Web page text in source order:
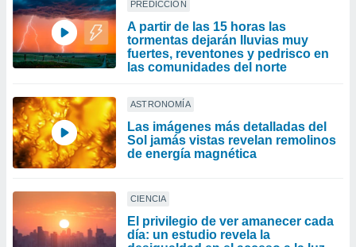
PREDICCIÓN
A partir de las 15 horas las
tormentas dejarán lluvias muy
fuertes, reventones y pedrisco en
las comunidades del norte
ASTRONOMÍA
Las imágenes más detalladas del
Sol jamás vistas revelan remolinos
de energía magnética
CIENCIA
El privilegio de ver amanecer cada
día: un estudio revela la